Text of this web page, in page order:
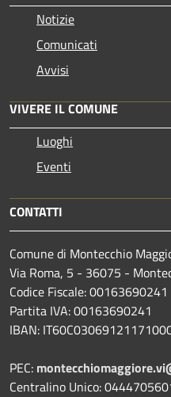
Notizie
Comunicati
Avvisi
VIVERE IL COMUNE
Luoghi
Eventi
CONTATTI
Comune di Montecchio
Via Roma, 5 - 36075 -
Codice Fiscale: 00163690241
Partita IVA: 00163690241
IBAN:
PEC:
Centralino Unico: